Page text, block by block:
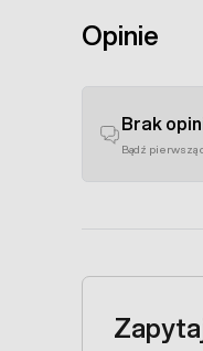
Opinie
Brak
Bądź pierwszą